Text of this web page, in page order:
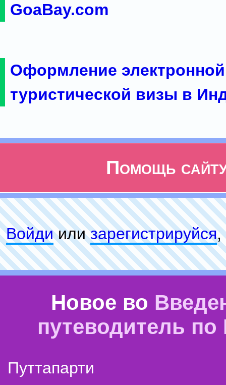
GoaBay.com
Оформление электронной
туристической визы в
Помощь
Войдиилизарeгиcтpируйся,
Новое во
путеводитель
Путтапарти